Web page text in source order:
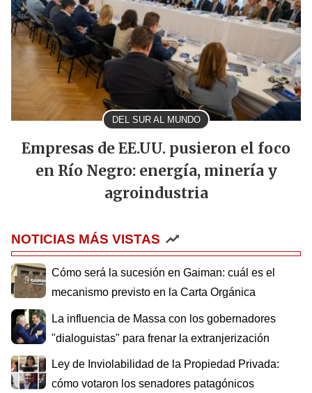
DEL SUR AL MUNDO
Empresas de EE.UU. pusieron el foco
en Río Negro: energía, minería y
agroindustria
NOTICIAS MÁS VISTAS
Cómo será la sucesión en Gaiman: cuál es el
mecanismo previsto en la Carta Orgánica
La influencia de Massa con los gobernadores
"dialoguistas" para frenar la extranjerización
Ley de Inviolabilidad de la Propiedad Privada:
cómo votaron los senadores patagónicos